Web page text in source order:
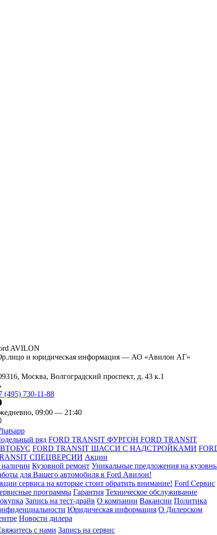
AVILON
и юридическая информация — АО «Авилон АГ»
Москва, Волгоградский проспект, д. 43 к.1
(495) 730-11-88
09:00 — 21:40
ряд FORD TRANSIT ФУРГОН FORD TRANSIT
FORD TRANSIT ШАССИ С НАДСТРОЙКАМИ
СПЕЦВЕРСИИ Акции
Кузовной ремонт Уникальные предложения на
для Вашего автомобиля в Ford Авилон!
сервиса на которые стоит обратить внимание! Ford Сервис
программы Гарантия Техническое обслуживание
Запись на тест-драйв О компании Вакансии Политика
Юридическая информация О Дилерском
Новости дилера
с нами Запись на сервис